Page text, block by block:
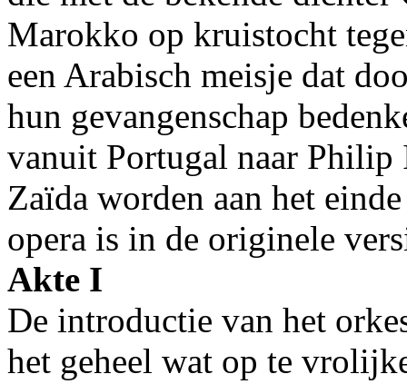
Marokko op kruistocht
een Arabisch meisje dat
hun gevangenschap
vanuit Portugal naar Philip
Zaïda worden aan het
opera is in de originele
Akte I
De introductie van het
het geheel wat op te